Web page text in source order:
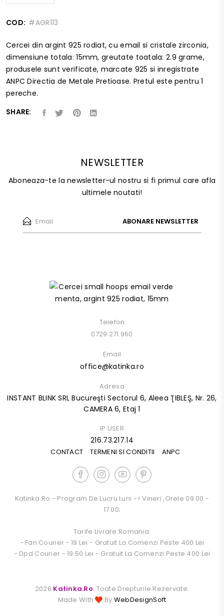
COD: #AGR113
Cercei din argint 925 rodiat, cu email si cristale zirconia,
dimensiune totala: 15mm, greutate toatala: 2.9 grame,
produsele sunt verificate, marcate 925 si inregistrate
ANPC Directia de Metale Pretioase. Pretul este pentru 1
pereche.
SHARE:
NEWSLETTER
Aboneaza-te la newsletter-ul nostru si fi primul care afla
ultimele noutati!
ABONARE NEWSLETTER
Telefon
0729.271.960
Email
office@katinka.ro
Adresa
INSTANT BLINK SRL Bucureşti Sectorul 6, Aleea ŢIBLEŞ, Nr. 26,
CAMERA 6, Etaj 1
IP USER
216.73.217.14
CONTACT TERMENI SI CONDITII ANPC
Katinka.ro - Program De Lucru Luni -> Vineri ,orele 09.00 -
17.00;
Tarife Livrare Romania:
- Fan Courier - 19 Lei - Gratuit La Comenzi Peste 400 Lei
- Dpd Courier - 19.50 Lei - Gratuit La Comenzi Peste 400 Lei
2026 Katinka.ro. Toate Drepturile Rezervate.
Made With
By WebDesignSoft